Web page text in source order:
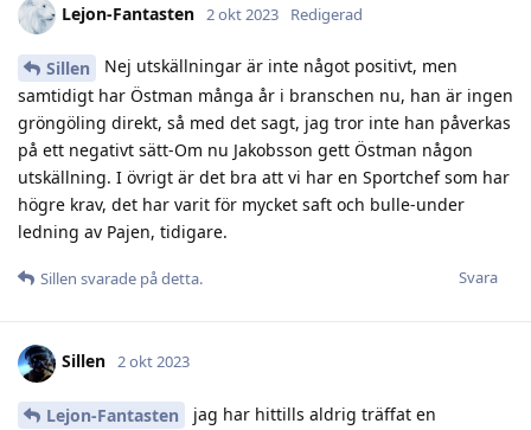
Lejon-Fantasten 2 okt 2023 Redigerad
Sillen
Nej utskällningar är inte något positivt, men
samtidigt har Östman många år i branschen nu, han är ingen
gröngöling direkt, så med det sagt, jag tror inte han påverkas
på ett negativt sätt-Om nu Jakobsson gett Östman någon
utskällning. I övrigt är det bra att vi har en Sportchef som har
högre krav, det har varit för mycket saft och bulle-under
ledning av Pajen, tidigare.
Svara
Sillen svarade på detta.
Sillen 2 okt 2023
Lejon-Fantasten
jag har hittills aldrig träffat en